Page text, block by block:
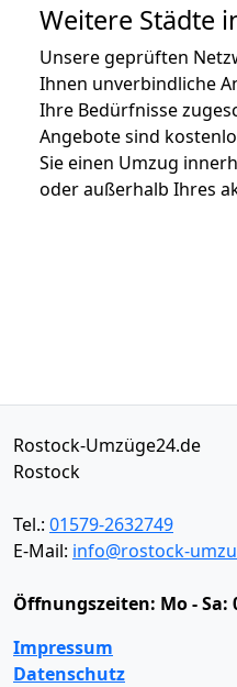
Weitere Städte
Unsere geprüften
Ihnen unverbindliche
Ihre Bedürfnisse
Angebote sind
Sie einen Umzug
oder außerhalb Ihres
Rostock-Umzüge24.de
Rostock
Tel.: 01579-2632749
E-Mail: info@rostock-
Öffnungszeiten: Mo - Sa:
Impressum
Datenschutz